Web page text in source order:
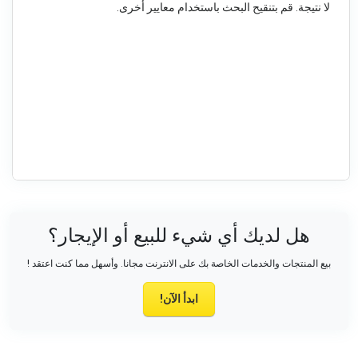
لا نتيجة. قم بتنقيح البحث باستخدام معايير أخرى.
هل لديك أي شيء للبيع أو الإيجار؟
بيع المنتجات والخدمات الخاصة بك على الانترنت مجانا. وأسهل مما كنت اعتقد !
ابدأ الآن!